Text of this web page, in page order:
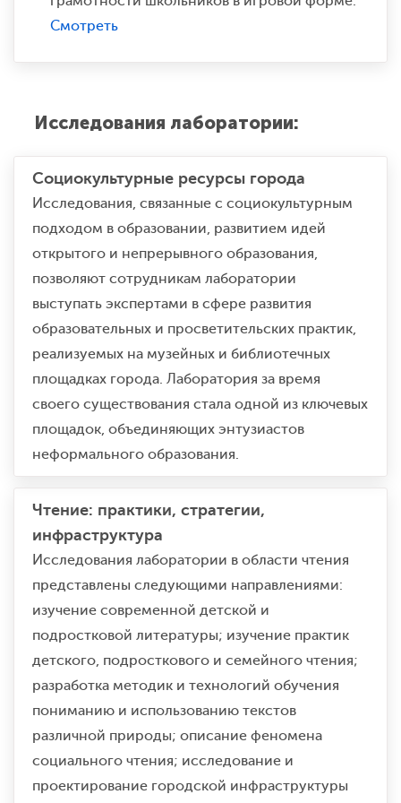
Смотреть
Исследования лаборатории:
Социокультурные ресурсы города
Исследования, связанные с социокультурным
подходом в образовании, развитием идей
открытого и непрерывного образования,
позволяют сотрудникам лаборатории
выступать экспертами в сфере развития
образовательных и просветительских практик,
реализуемых на музейных и библиотечных
площадках города. Лаборатория за время
своего существования стала одной из ключевых
площадок, объединяющих энтузиастов
неформального образования.
Чтение: практики, стратегии,
инфраструктура
Исследования лаборатории в области чтения
представлены следующими направлениями:
изучение современной детской и
подростковой литературы; изучение практик
детского, подросткового и семейного чтения;
разработка методик и технологий обучения
пониманию и использованию текстов
различной природы; описание феномена
социального чтения; исследование и
проектирование городской инфраструктуры